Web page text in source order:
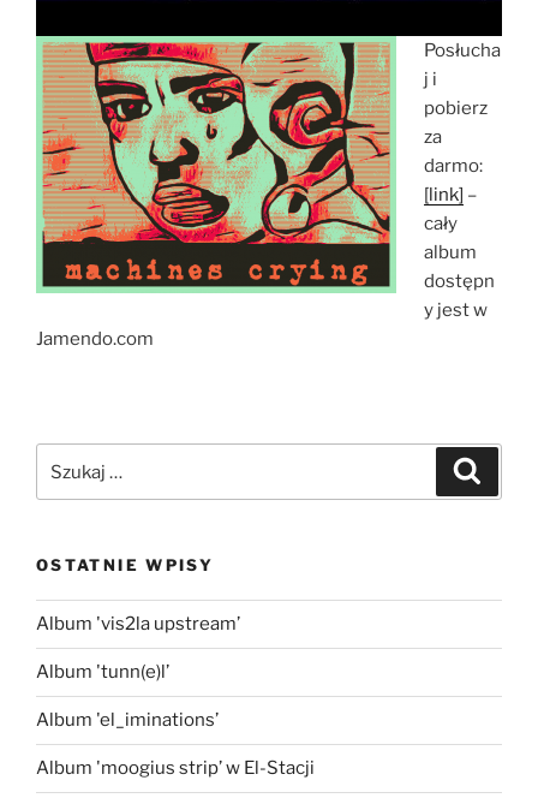
Posłucha
j i
pobierz
za
darmo:
[link] –
cały
album
dostępn
y jest w
Jamendo.com
OSTATNIE WPISY
Album 'vis2la upstream’
Album 'tunn(e)l’
Album 'el_iminations’
Album 'moogius strip’ w El-Stacji